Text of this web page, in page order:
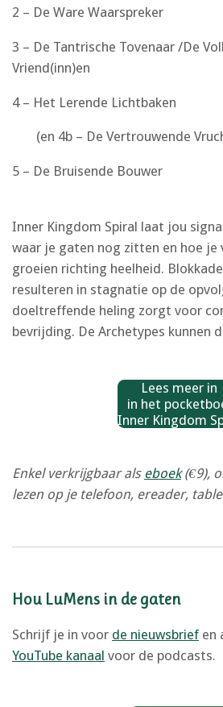
2 – De Ware Waarspreker
3 – De Tantrische Tovenaar /De
Vriend(inn)en
4 – Het Lerende Lichtbaken
(en 4b – De Vertrouwende
5 – De Bruisende Bouwer
Inner Kingdom Spiral laat jou
waar je gaten nog zitten en hoe je
groeien richting heelheid.
resulteren in stagnatie op de
doeltreffende heling zorgt voor
bevrijding. De Archetypes kunnen
Lees meer in
in het
Inner Kingdom
Enkel verkrijgbaar als eboek(€9),
lezen op je telefoon, ereader,
Hou LuMens in de gaten
Schrijf je in voor de nieuwsbriefen
YouTube kanaal voor de podcasts.